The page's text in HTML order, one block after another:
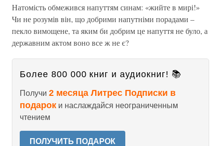
Натомість обмежився напуттям синам: «жийте в мирі!»
Чи не розумів він, що добрими напутніми порадами –
пекло вимощене, та яким би добрим це напуття не було, а
державним актом воно все ж не є?
Более 800 000 книг и аудиокниг! 📚
Получи 2 месяца Литрес Подписки в
подарок и наслаждайся неограниченным
чтением
ПОЛУЧИТЬ ПОДАРОК